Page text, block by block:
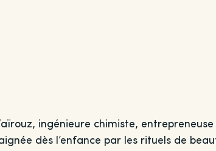
ingénieure chimiste, entrepreneuse
dès l’enfance par les rituels de